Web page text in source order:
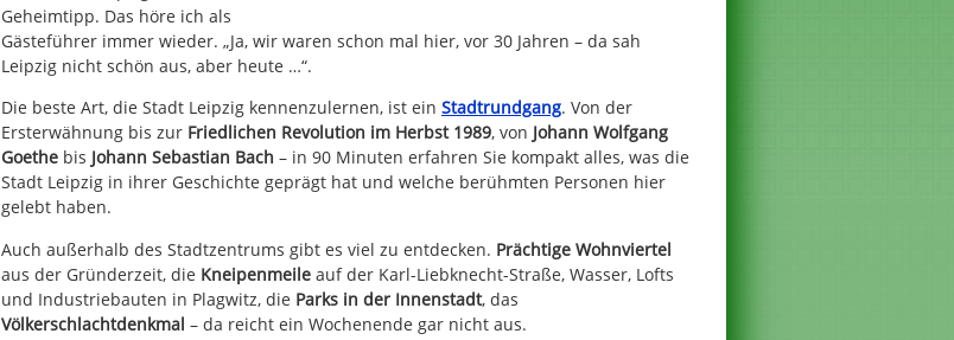
Geheimtipp. Das höre ich als
Gästeführer immer wieder. „Ja, wir waren schon mal hier, vor 30 Jahren – da sah
Leipzig nicht schön aus, aber heute …“.
Die beste Art, die Stadt Leipzig kennenzulernen, ist ein Stadtrundgang. Von der
Ersterwähnung bis zur Friedlichen Revolution im Herbst 1989, von Johann Wolfgang
Goethe bis Johann Sebastian Bach – in 90 Minuten erfahren Sie kompakt alles, was die
Stadt Leipzig in ihrer Geschichte geprägt hat und welche berühmten Personen hier
gelebt haben.
Auch außerhalb des Stadtzentrums gibt es viel zu entdecken. Prächtige Wohnviertel
aus der Gründerzeit, die Kneipenmeile auf der Karl-Liebknecht-Straße, Wasser, Lofts
und Industriebauten in Plagwitz, die Parks in der Innenstadt, das
Völkerschlachtdenkmal – da reicht ein Wochenende gar nicht aus.